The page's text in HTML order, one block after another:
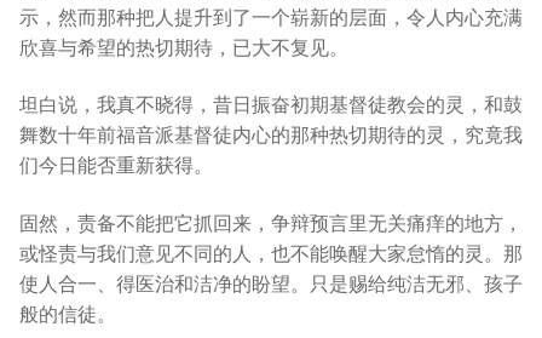
示，然而那种把人提升到了一个崭新的层面，令人内心充满
欣喜与希望的热切期待，已大不复见。
坦白说，我真不晓得，昔日振奋初期基督徒教会的灵，和鼓
舞数十年前福音派基督徒内心的那种热切期待的灵，究竟我
们今日能否重新获得。
固然，责备不能把它抓回来，争辩预言里无关痛痒的地方，
或怪责与我们意见不同的人，也不能唤醒大家怠惰的灵。那
使人合一、得医治和洁净的盼望。只是赐给纯洁无邪、孩子
般的信徒。